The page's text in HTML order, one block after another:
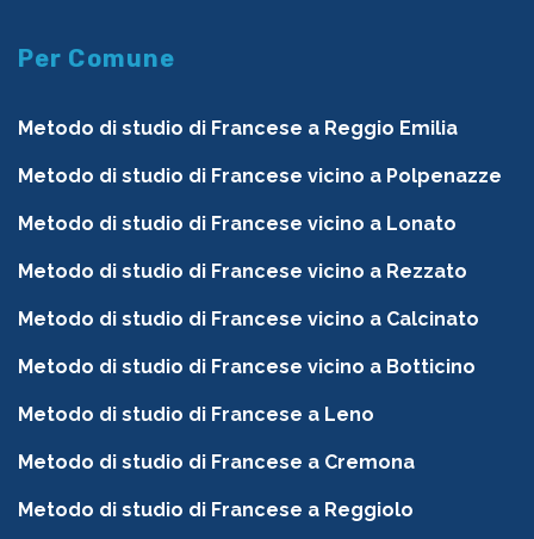
Per Comune
Metodo di studio di Francese a Reggio Emilia
Metodo di studio di Francese vicino a Polpenazze
Metodo di studio di Francese vicino a Lonato
Metodo di studio di Francese vicino a Rezzato
Metodo di studio di Francese vicino a Calcinato
Metodo di studio di Francese vicino a Botticino
Metodo di studio di Francese a Leno
Metodo di studio di Francese a Cremona
Metodo di studio di Francese a Reggiolo